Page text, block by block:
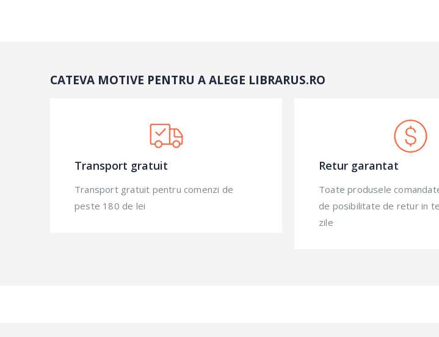
CATEVA MOTIVE PENTRU A ALEGE LIBRARUS.RO
Transport gratuit
Transport gratuit pentru comenzi de
peste 180 de lei
Retur garantat
Toate produsele
de posibilitate de retur in
zile